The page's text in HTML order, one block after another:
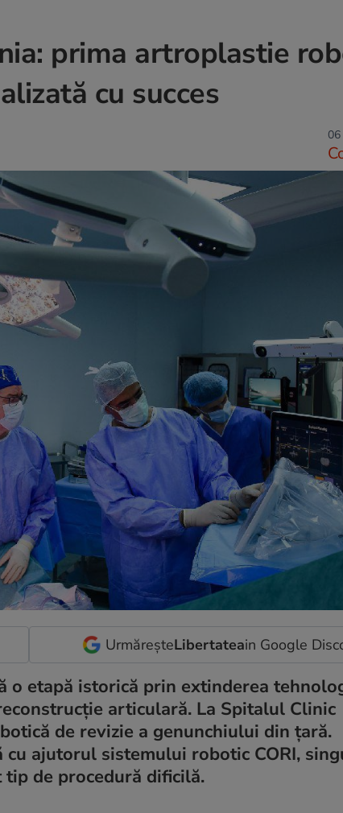
prima artroplastie
cu succes
UrmăreșteLibertateain Google
o etapă istorică prin extinderea
articulară. La Spitalul Clinic
de revizie a genunchiului din țară.
ajutorul sistemului robotic CORI,
de procedură dificilă.